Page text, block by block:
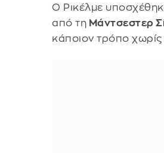
Ο Ρικέλμε
από τη Μάντσεστερ
κάποιον τρόπο χωρίς